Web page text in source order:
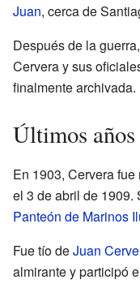
Juan, cerca de
Después de la
Cervera y sus
finalmente archivada.
Últimos
En 1903, Cervera
el 3 de abril de 1909.
Panteón de Marinos
Fue tío deJuan
almirante y participó